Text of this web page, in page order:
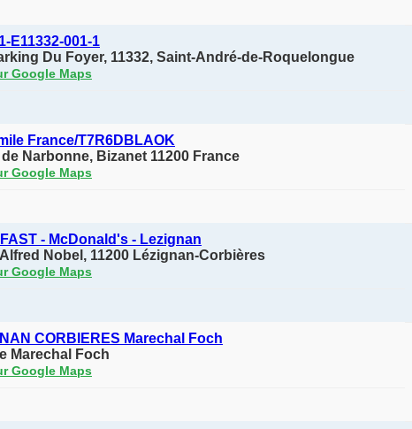
E11332-001-1
Du Foyer, 11332, Saint-André-de-Roquelongue
Google Maps
France/T7R6DBLAOK
de Narbonne, Bizanet 11200 France
Google Maps
FAST - McDonald's - Lezignan
Nobel, 11200 Lézignan-Corbières
Google Maps
CORBIERES Marechal Foch
Marechal Foch
Google Maps